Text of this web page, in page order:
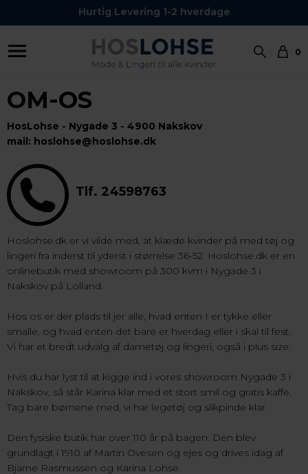
Hurtig Levering 1-2 hverdage
Kundeservice Tel.: 24 59 87 63
0
OM-OS
HosLohse - Nygade 3 - 4900 Nakskov
mail: hoslohse@hoslohse.dk
Tlf. 24598763
Hoslohse.dk er vi vilde med, at klæde kvinder på med tøj og
lingeri fra inderst til yderst i størrelse 36-52. Hoslohse.dk er en
onlinebutik med showroom på 300 kvm i Nygade 3 i
Nakskov på Lolland.
Hos os er der plads til jer alle, hvad enten I er tykke eller
smalle, og hvad enten det bare er hverdag eller i skal til fest.
Vi har et bredt udvalg af dametøj og lingeri, også i plus size.
Hvis du har lyst til at kigge ind i vores showroom Nygade 3 i
Nakskov, så står Karina klar med et stort smil og gratis kaffe.
Tag bare børnene med, vi har legetøj og slikpinde klar.
Den fysiske butik har over 110 år på bagen. Den blev
grundlagt i 1910 af Martin Ovesen og ejes og drives idag af
Bjarne Rasmussen og Karina Lohse.